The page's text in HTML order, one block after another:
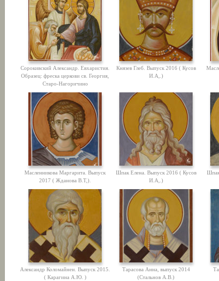
Сорокивский Александр. Евхаристия.
Образец: фреска церкови св. Георгия,
Старо-Нагоричино
Князев Глеб. Выпуск 2016 ( Кусов
И.А,.)
Масленникова Маргарита. Выпуск
2017 ( Жданова В.Т,).
Шпак Елена. Выпуск 2016 ( Кусов
И.А,.)
Александр Коломайнен. Выпуск 2015.
( Карагина А.Ю. )
Тарасова Анна, выпуск 2014
(Стальнов А.В.)